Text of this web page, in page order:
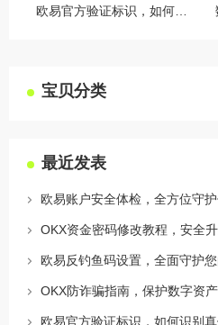
宝贝分类
最近发表
欧易账户安全体检，全方位守
OKX资金密码修改教程，安全
欧易反钓鱼码设置，全面守护
OKX防诈骗指南，保护数字资
欧易官方验证标识，如何识别